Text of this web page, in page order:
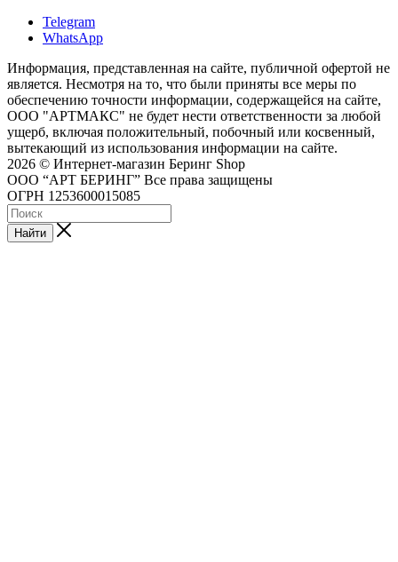
Telegram
WhatsApp
Информация, представленная на сайте, публичной офертой не
является. Несмотря на то, что были приняты все меры по
обеспечению точности информации, содержащейся на сайте,
ООО "АРТМАКС" не будет нести ответственности за любой
ущерб, включая положительный, побочный или косвенный,
вытекающий из использования информации на сайте.
2026 © Интернет-магазин Беринг Shop
ООО “АРТ БЕРИНГ” Все права защищены
ОГРН 1253600015085
Найти